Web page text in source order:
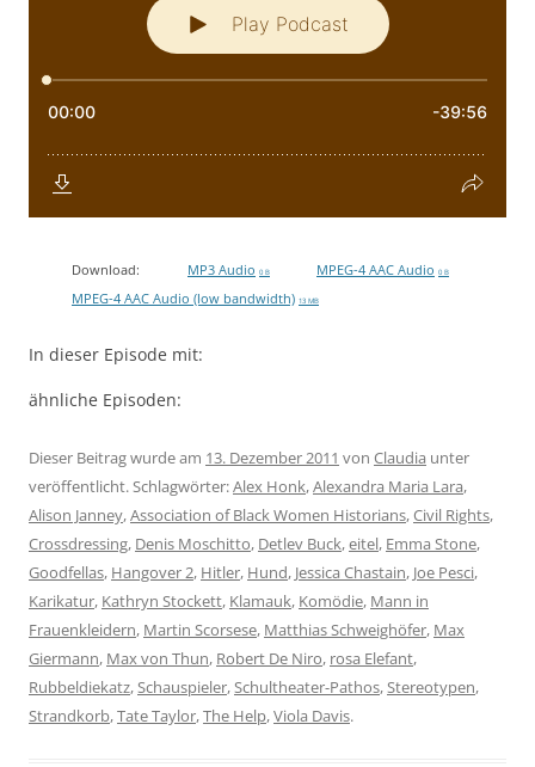
Download: MP3 Audio 0 B MPEG-4 AAC Audio 0 B
MPEG-4 AAC Audio (low bandwidth) 13 MB
In dieser Episode mit:
ähnliche Episoden:
Dieser Beitrag wurde am 13. Dezember 2011 von Claudia unter
veröffentlicht. Schlagwörter:Alex Honk,Alexandra Maria Lara,
Alison Janney,Association of Black Women Historians,Civil Rights,
Crossdressing, Denis Moschitto, Detlev Buck,eitel, Emma Stone,
Goodfellas, Hangover 2, Hitler, Hund, Jessica Chastain, Joe Pesci,
Karikatur, Kathryn Stockett, Klamauk, Komödie, Mann in
Frauenkleidern, Martin Scorsese, Matthias Schweighöfer, Max
Giermann, Max von Thun, Robert De Niro, rosa Elefant,
Rubbeldiekatz, Schauspieler, Schultheater-Pathos, Stereotypen,
Strandkorb,Tate Taylor,The Help,Viola Davis.